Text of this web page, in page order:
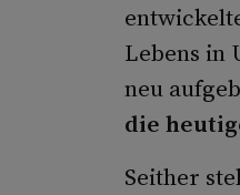
Lebens in
neu
die
Seither